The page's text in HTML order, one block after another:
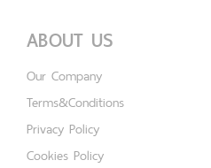
ABOUT US
Our Company
Terms&Conditions
Privacy Policy
Cookies Policy